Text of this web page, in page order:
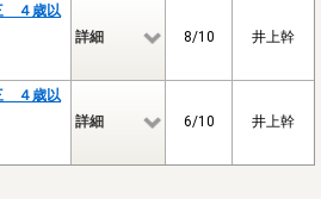
４歳以
詳細 8/10 井上幹
４歳以
詳細 6/10 井上幹